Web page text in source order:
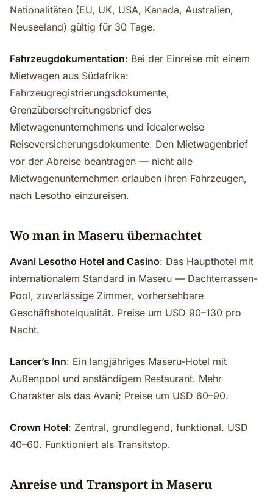
Nationalitäten (EU, UK, USA, Kanada, Australien,
Neuseeland) gültig für 30 Tage.
Fahrzeugdokumentation: Bei der Einreise mit einem
Mietwagen aus Südafrika:
Fahrzeugregistrierungsdokumente,
Grenzüberschreitungsbrief des
Mietwagenunternehmens und idealerweise
Reiseversicherungsdokumente. Den Mietwagenbrief
vor der Abreise beantragen — nicht alle
Mietwagenunternehmen erlauben ihren Fahrzeugen,
nach Lesotho einzureisen.
Wo man in Maseru übernachtet
Avani Lesotho Hotel and Casino: Das Haupthotel mit
internationalem Standard in Maseru — Dachterrassen-
Pool, zuverlässige Zimmer, vorhersehbare
Geschäftshotelqualität. Preise um USD 90–130 pro
Nacht.
Lancer’s Inn: Ein langjähriges Maseru-Hotel mit
Außenpool und anständigem Restaurant. Mehr
Charakter als das Avani; Preise um USD 60–90.
Crown Hotel: Zentral, grundlegend, funktional. USD
40–60. Funktioniert als Transitstop.
Anreise und Transport in Maseru